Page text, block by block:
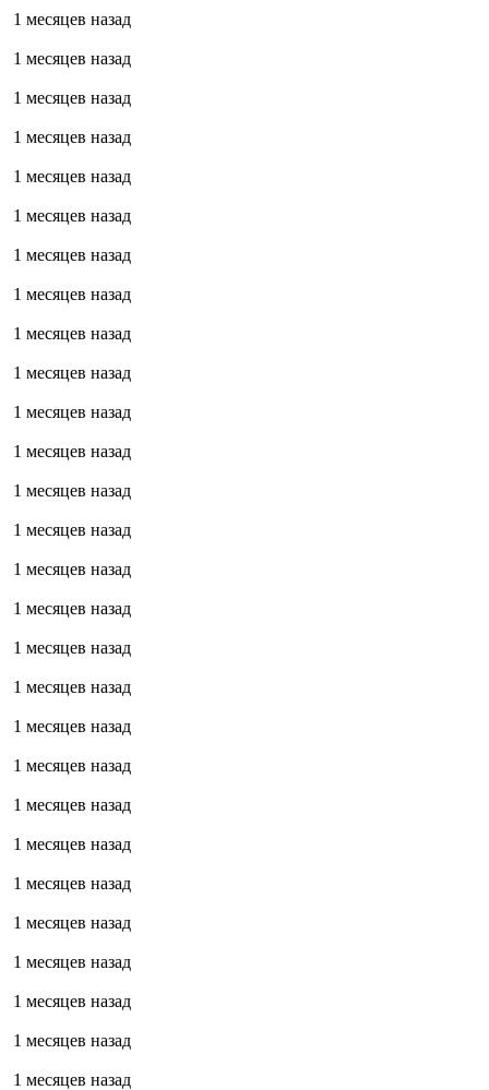
1 месяцев назад
1 месяцев назад
1 месяцев назад
1 месяцев назад
1 месяцев назад
1 месяцев назад
1 месяцев назад
1 месяцев назад
1 месяцев назад
1 месяцев назад
1 месяцев назад
1 месяцев назад
1 месяцев назад
1 месяцев назад
1 месяцев назад
1 месяцев назад
1 месяцев назад
1 месяцев назад
1 месяцев назад
1 месяцев назад
1 месяцев назад
1 месяцев назад
1 месяцев назад
1 месяцев назад
1 месяцев назад
1 месяцев назад
1 месяцев назад
1 месяцев назад